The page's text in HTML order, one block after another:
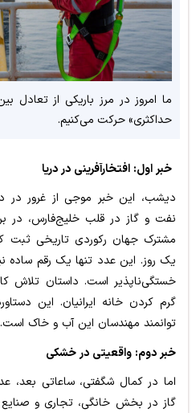
ما امروز در مرز باریکی از تعادل
حداکثری» حرکت می‌کنیم.
خبر اول: افتخارآفرینی در دریا
دیشب، این خبر موجی از غرور در
نفت و گاز در قلب خلیج‌فارس، در
یک روز. این عدد تنها یک رقم ساده
خستگی‌ناپذیر است. داستان تلاش
گرم کردن خانه ایرانیان. این
توانمند مهندسان این آب و خاک است.
خبر دوم: واقعیتی در خشکی
اما در کمال شگفتی، ساعاتی بعد،
گاز در بخش خانگی، تجاری و